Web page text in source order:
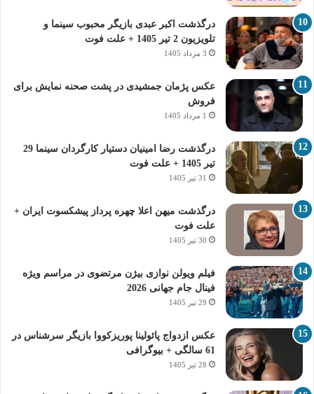
درگذشت اکبر عبدی بازیگر محبوب سینما و
تلویزیون 2 تیر 1405 + علت فوت
3 مرداد 1405
عکس پژمان جمشیدی در پشت صحنه نمایش برای
فروش
1 مرداد 1405
درگذشت رضا امینیان دستیار کارگردان سینما 29
تیر 1405 + علت فوت
31 تیر 1405
درگذشت میهن اعلا چهره پرداز پیشکسوت ایران +
علت فوت
30 تیر 1405
فیلم ویولن نوازی بیژن مرتضوی در مراسم ویژه
فینال جام جهانی 2026
29 تیر 1405
عکس ازدواج پائولینا پوریزکووا بازیگر سرشناس در
61 سالگی + بیوگرافی
28 تیر 1405